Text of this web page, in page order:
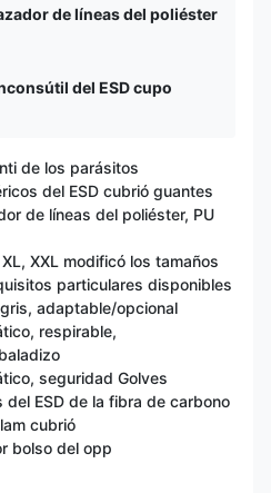
de líneas del poliéster
del ESD cupo
de los parásitos
del ESD cubrió guantes
de líneas del poliéster, PU
XXL modificó los tamaños
particulares disponibles
adaptable/opcional
respirable,
seguridad Golves
del ESD de la fibra de carbono
cubrió
bolso del opp